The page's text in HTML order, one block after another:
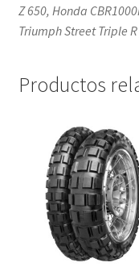
Z 650, Honda
Triumph Street Triple
Productos